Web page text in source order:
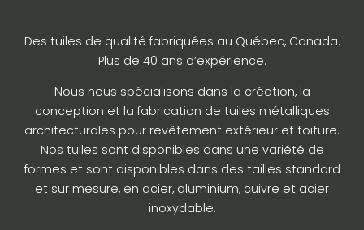
Des tuiles de qualité fabriquées au Québec, Canada.
Plus de 40 ans d’expérience.
Nous nous spécialisons dans la création, la
conception et la fabrication de tuiles métalliques
architecturales pour revêtement extérieur et toiture.
Nos tuiles sont disponibles dans une variété de
formes et sont disponibles dans des tailles standard
et sur mesure, en acier, aluminium, cuivre et acier
inoxydable.